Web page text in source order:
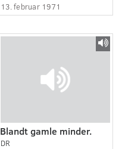
13. februar 1971
Blandt gamle minder.
DR